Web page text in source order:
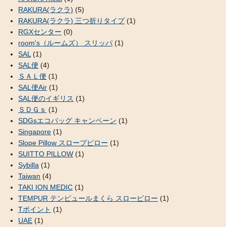
RAKURA(ラクラ) (5)
RAKURA(ラクラ) 三つ折りタイプ(1)
RGXセンター (0)
room's（ルームズ） スリッパ (1)
SAL (1)
SAL便 (4)
ＳＡＬ便 (1)
SAL便Air (1)
SAL便のイギリス (1)
ＳＤＧｓ (1)
SDGsエコバッグ キャンペーン (1)
Singapore (1)
Slope Pillow スロープピロー (1)
SUITTO PILLOW (1)
Sybilla (1)
Taiwan (4)
TAKI ION MEDIC (1)
TEMPUR テンピュールまくら スローピロー (1)
Tポイント (1)
UAE (1)